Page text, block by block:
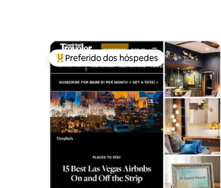
Entre os melhores preferidos dos hóspedes
Preferido dos hóspedes